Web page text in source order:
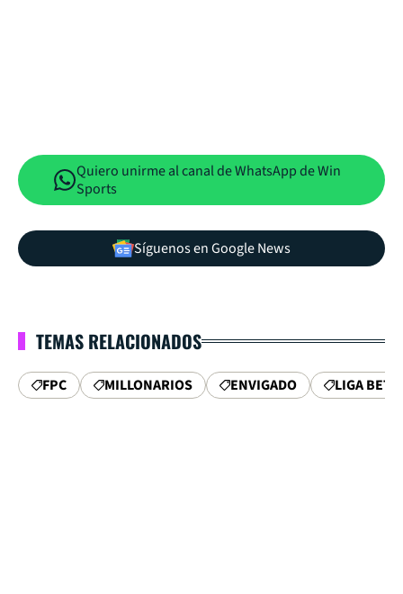
Quiero unirme al canal de WhatsApp de Win
Sports
Síguenos en Google News
TEMAS RELACIONADOS
FPC MILLONARIOS ENVIGADO LIGA